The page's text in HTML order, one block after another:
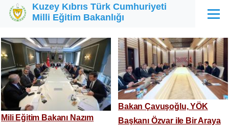
Ana içeriğe atla
Kuzey Kıbrıs Türk Cumhuriyeti
Milli Eğitim Bakanlığı
Menü
Mili Eğitim Bakanı Nazım
Bakan Çavuşoğlu, YÖK
Başkanı Özvar ile Bir Araya